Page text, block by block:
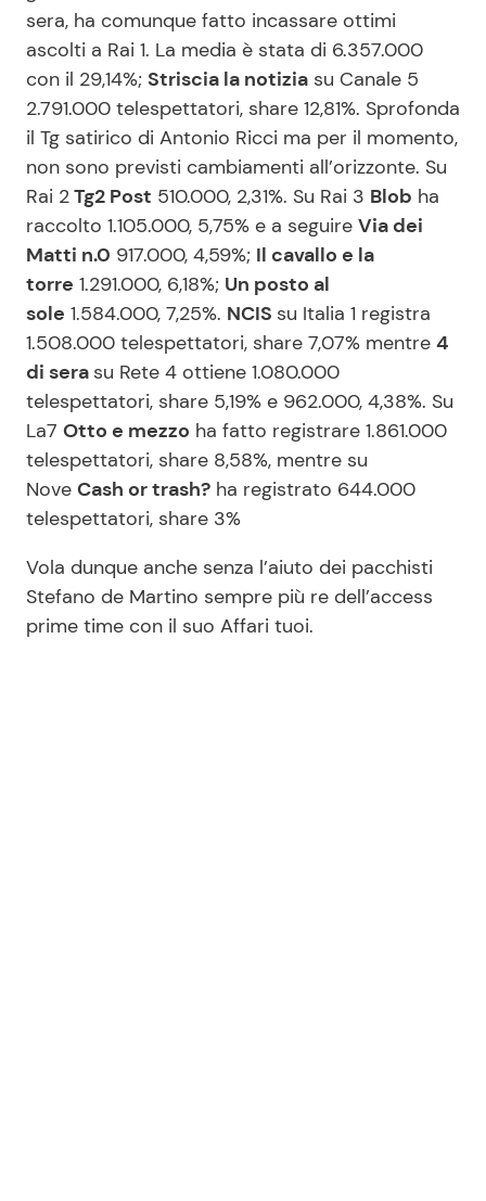
sera, ha comunque fatto incassare ottimi
ascolti a Rai 1. La media è stata di 6.357.000
con il 29,14%; Striscia la notizia su Canale 5
2.791.000 telespettatori, share 12,81%. Sprofonda
il Tg satirico di Antonio Ricci ma per il momento,
non sono previsti cambiamenti all’orizzonte. Su
Rai 2Tg2 Post 510.000, 2,31%. Su Rai 3 Blob ha
raccolto 1.105.000, 5,75% e a seguire Via dei
Matti n.0 917.000, 4,59%; Il cavallo e la
torre 1.291.000, 6,18%; Un posto al
sole 1.584.000, 7,25%. NCIS su Italia 1 registra
1.508.000 telespettatori, share 7,07% mentre 4
di sera su Rete 4 ottiene 1.080.000
telespettatori, share 5,19% e 962.000, 4,38%. Su
La7 Otto e mezzo ha fatto registrare 1.861.000
telespettatori, share 8,58%, mentre su
Nove Cash or trash? ha registrato 644.000
telespettatori, share 3%
Vola dunque anche senza l’aiuto dei pacchisti
Stefano de Martino sempre più re dell’access
prime time con il suo Affari tuoi.